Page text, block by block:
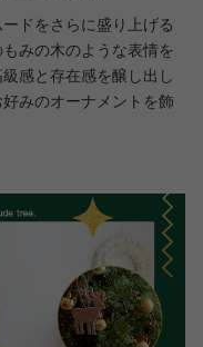
ドをさらに盛り上げる
みの木のような表情を
感と存在感を醸し出し
みのオーナメントを飾